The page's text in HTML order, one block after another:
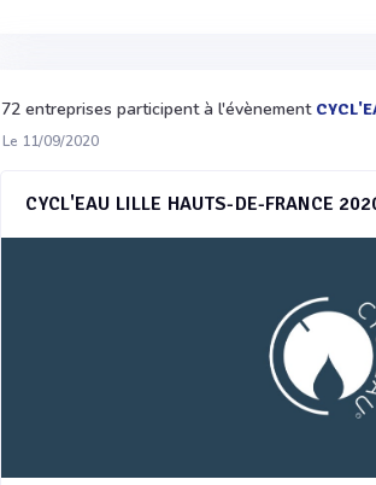
72 entreprises participent à l'évènement
Le 11/09/2020
CYCL'EAU LILLE HAUTS-DE-FRANCE